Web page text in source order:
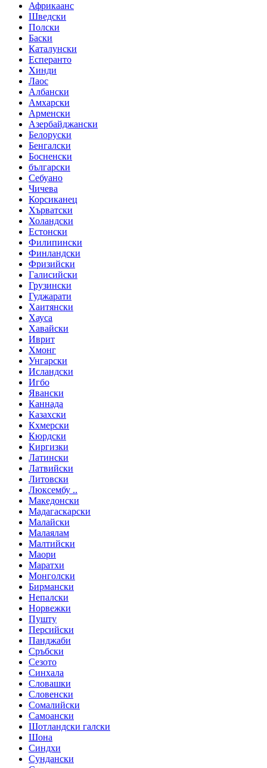
Африкаанс
Шведски
Полски
Баски
Каталунски
Есперанто
Хинди
Лаос
Албански
Амхарски
Арменски
Азербайджански
Белоруски
Бенгалски
Босненски
български
Себуано
Чичева
Корсиканец
Хърватски
Холандски
Естонски
Филипински
Финландски
Фризийски
Галисийски
Грузински
Гуджарати
Хаитянски
Хауса
Хавайски
Иврит
Хмонг
Унгарски
Исландски
Игбо
Явански
Каннада
Казахски
Кхмерски
Кюрдски
Киргизки
Латински
Латвийски
Литовски
Люксембу ..
Македонски
Мадагаскарски
Малайски
Малаялам
Малтийски
Маори
Маратхи
Монголски
Бирмански
Непалски
Норвежки
Пушту
Персийски
Панджаби
Сръбски
Сезото
Синхала
Словашки
Словенски
Сомалийски
Самоански
Шотландски галски
Шона
Синдхи
Сундански